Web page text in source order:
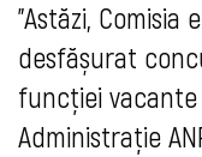
"Astăzi,
desfășurat
funcției
Administrație